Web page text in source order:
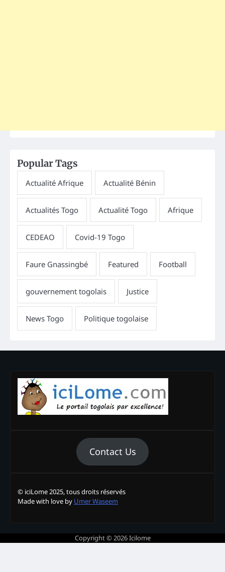
Popular Tags
Contact Us
© iciLome 2025, tous droits réservés
Made with love by Umer Waseem
Copyright © 2026Icilome